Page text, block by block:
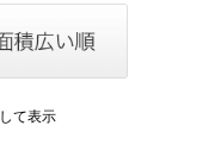
て表示